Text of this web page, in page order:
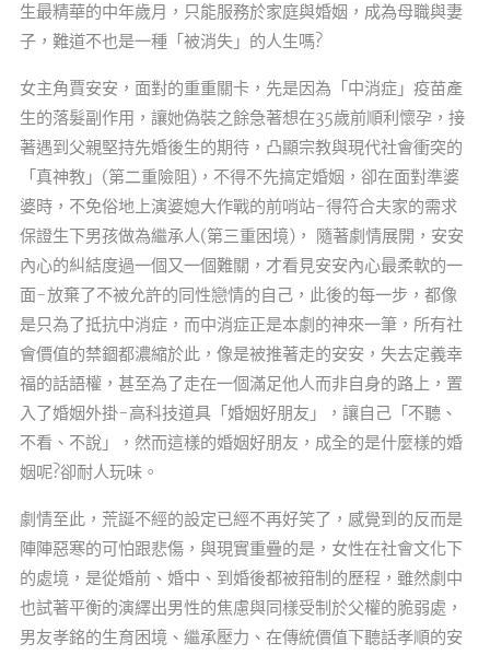
生最精華的中年歲月，只能服務於家庭與婚姻，成為母職與妻
子，難道不也是一種「被消失」的人生嗎?
女主角賈安安，面對的重重關卡，先是因為「中消症」疫苗產
生的落髮副作用，讓她偽裝之餘急著想在35歲前順利懷孕，接
著遇到父親堅持先婚後生的期待，凸顯宗教與現代社會衝突的
「真神教」(第二重險阻)，不得不先搞定婚姻，卻在面對準婆
婆時，不免俗地上演婆媳大作戰的前哨站-得符合夫家的需求
保證生下男孩做為繼承人(第三重困境)， 隨著劇情展開，安安
內心的糾結度過一個又一個難關，才看見安安內心最柔軟的一
面-放棄了不被允許的同性戀情的自己，此後的每一步，都像
是只為了抵抗中消症，而中消症正是本劇的神來一筆，所有社
會價值的禁錮都濃縮於此，像是被推著走的安安，失去定義幸
福的話語權，甚至為了走在一個滿足他人而非自身的路上，置
入了婚姻外掛-高科技道具「婚姻好朋友」，讓自己「不聽、
不看、不說」，然而這樣的婚姻好朋友，成全的是什麼樣的婚
姻呢?卻耐人玩味。
劇情至此，荒誕不經的設定已經不再好笑了，感覺到的反而是
陣陣惡寒的可怕跟悲傷，與現實重疊的是，女性在社會文化下
的處境，是從婚前、婚中、到婚後都被箝制的歷程，雖然劇中
也試著平衡的演繹出男性的焦慮與同樣受制於父權的脆弱處，
男友孝銘的生育困境、繼承壓力、在傳統價值下聽話孝順的安